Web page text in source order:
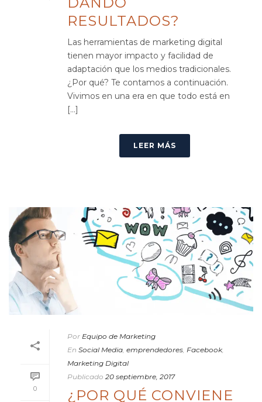
RESULTADOS?
Las herramientas de marketing digital
tienen mayor impacto y facilidad de
adaptación que los medios tradicionales.
¿Por qué? Te contamos a continuación.
Vivimos en una era en que todo está en
[...]
LEER MÁS
0
Por Equipo de Marketing
En Social Media, emprendedores, Facebook,
Marketing Digital
Publicado 20 septiembre, 2017
¿POR QUÉ CONVIENE